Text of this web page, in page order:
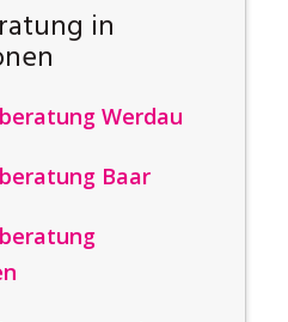
in
Werdau
Baar